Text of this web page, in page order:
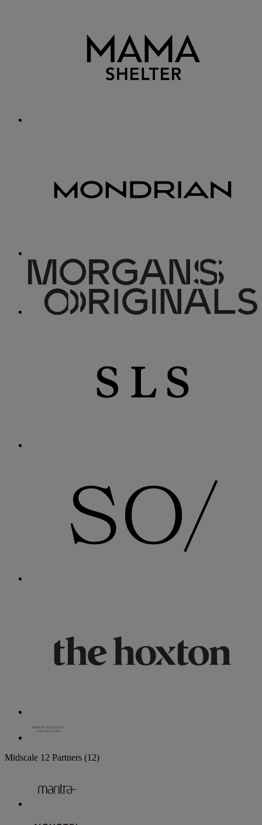
Midscale 12 Partners (12)